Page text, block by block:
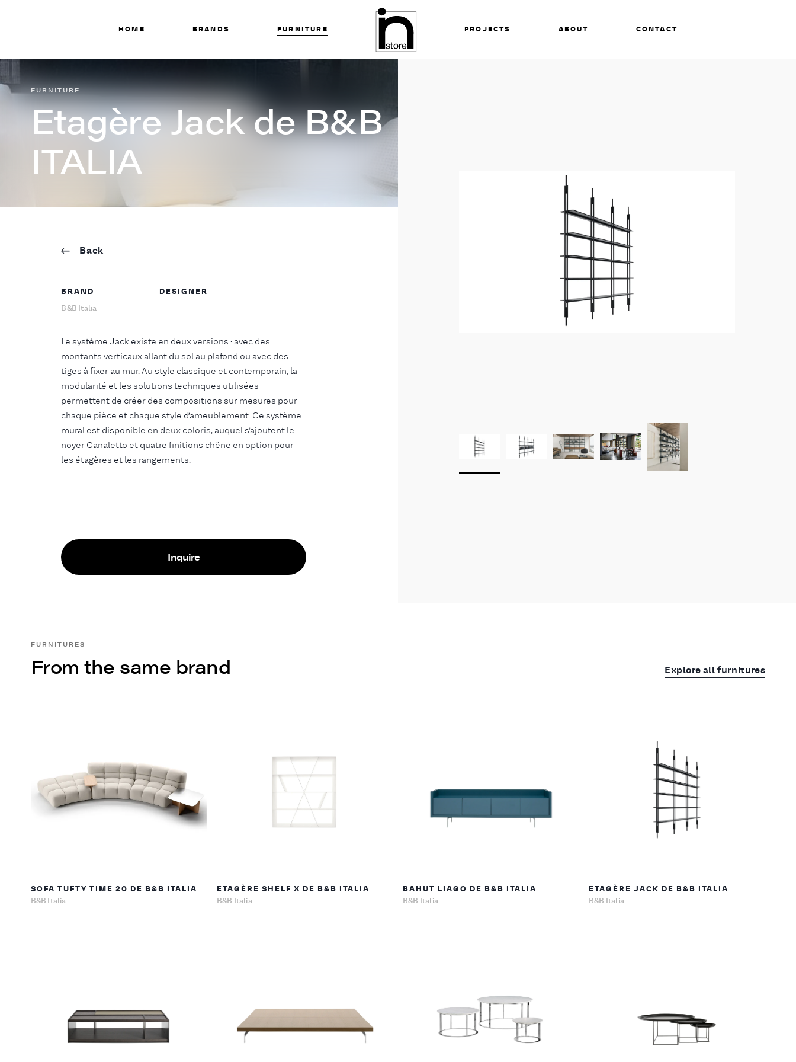
HOME BRANDS FURNITURE PROJECTS ABOUT CONTACT
Etagère Jack de B&B
ITALIA
FURNITURE
Back
BRAND
B&B Italia
DESIGNER
Le système Jack existe en deux versions : avec des
montants verticaux allant du sol au plafond ou avec des
tiges à fixer au mur. Au style classique et contemporain, la
modularité et les solutions techniques utilisées
permettent de créer des compositions sur mesures pour
chaque pièce et chaque style d’ameublement. Ce système
mural est disponible en deux coloris, auquel s’ajoutent le
noyer Canaletto et quatre finitions chêne en option pour
les étagères et les rangements.
Inquire
From the same brand
FURNITURES
Explore all furnitures
SOFA TUFTY TIME 20 DE B&B ITALIA
B&B Italia
ETAGÈRE SHELF X DE B&B ITALIA
B&B Italia
BAHUT LIAGO DE B&B ITALIA
B&B Italia
ETAGÈRE JACK DE B&B ITALIA
B&B Italia